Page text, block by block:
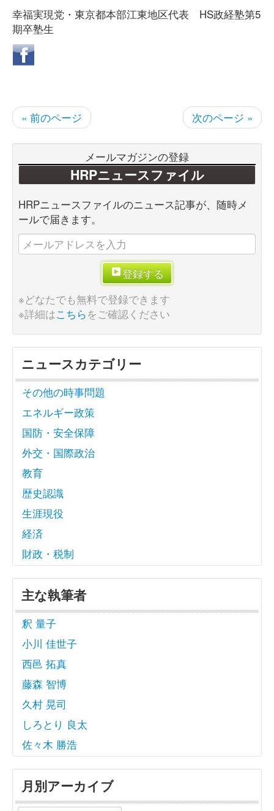
幸福実現党・東京都本部江東地区代表 HS政経塾第5
期卒塾生
« 前のページ 次のページ »
メールマガジンの登録
HRPニュースファイル
HRPニュースファイルのニュース記事が、随時メ
ールで届きます。
登録する
※どなたでも無料で登録できます
※詳細はこちらをご確認ください
ニュースカテゴリー
その他の時事問題
エネルギー政策
国防・安全保障
外交・国際政治
教育
歴史認識
生涯現役
経済
財政・税制
主な執筆者
釈 量子
小川 佳世子
西邑 拓真
藤森 智博
久村 晃司
しろとり 良太
佐々木 勝浩
月別アーカイブ